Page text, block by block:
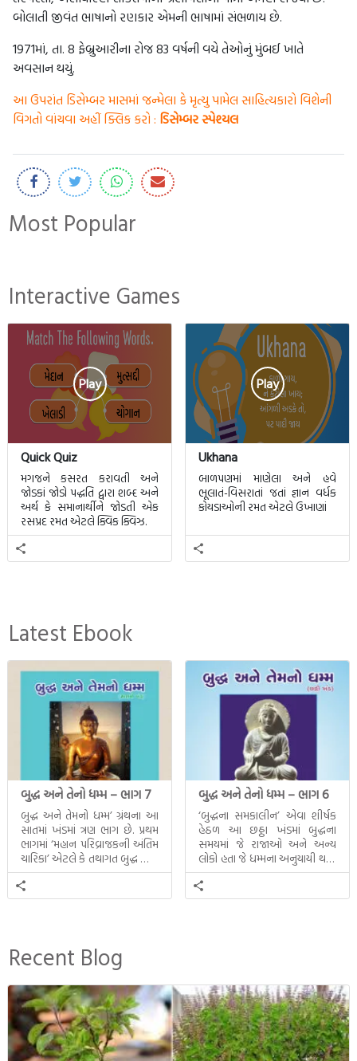
બોલાતી જીવંત ભાષાનો રણકાર એમની ભાષામાં સંભળાય છે.
1971માં, તા. 8 ફેબ્રુઆરીના રોજ 83 વર્ષની વયે તેઓનું મુંબઈ ખાતે
અવસાન થયું.
આ ઉપરાંત ડિસેમ્બર માસમાં જન્મેલા કે મૃત્યુ પામેલ સાહિત્યકારો વિશેની
વિગતો વાંચવા અહીં ક્લિક કરો : ડિસેમ્બર સ્પેશ્યલ
Most Popular
Interactive Games
Play
Quick Quiz
મગજને કસરત કરાવતી અને
જોડકાં જોડો પદ્ધતિ દ્વારા શબ્દ અને
અર્થ કે સમાનાર્થીને જોડતી એક
રસપ્રદ રમત એટલે ક્વિક ક્વિઝ.
Play
Ukhana
બાળપણમાં માણેલા અને હવે
ભૂલાતં-વિસરાતાં જતાં જ્ઞાન વર્ધક
કોયડાઓની રમત એટલે ઉખાણાં
Latest Ebook
બુદ્ધ અને તેનો ધમ્મ – ભાગ 7
બુદ્ધ અને તેમનો ધમ્મ’ ગ્રંથના આ
સાતમાં ખંડમાં ત્રણ ભાગ છે. પ્રથમ
ભાગમાં ‘મહાન પરિવ્રાજકની અંતિમ
ચારિકા’ એટલે કે તથાગત બુદ્ધ સાથે
સતત પરિભ્રમણ કરતા સહચારીઓ
સાથે ફરી એકવારની
મુલાકાત, બીજા ભાગમાં તથાગતે
ઉત્તરાધિકારી તરીકે સ્થાપે છે તે
દૃશ્યો અંકિત થયાં છે. ટૂંકમાં બુદ્ધનાં
જીવનના અંતિમ દિવસોની યાત્રાનો
પરિપાક જોવા મળે […]
બુદ્ધ અને તેનો ધમ્મ – ભાગ 6
‘બુદ્ધના સમકાલીન’ એવા શીર્ષક
હેઠળ આ છઠ્ઠા ખંડમાં બુદ્ધના
સમયમાં જે રાજાઓ અને અન્ય
લોકો હતા જે ધમ્મના અનુયાયી થયા.
તેમનો અને બુદ્ધ વચ્ચે થયેલો
સત્સંગ વીશે જાણકારી મળે છે.
Recent Blog